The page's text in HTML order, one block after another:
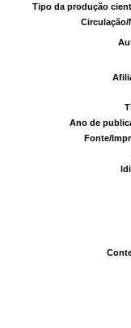
Tipo da produção
Circulação/
Ano de
Fonte/